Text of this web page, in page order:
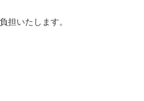
担いたします。